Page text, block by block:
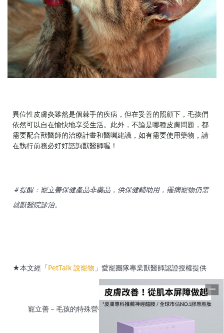
異位性皮膚炎雖然是個棘手的疾病，但在妥善的照顧下，毛孩們
依然可以自在愉快地享受生活。此外，不論是哪種皮膚問題，都
需要配合獸醫師的治療計畫和醫囑建議，如有需要使用藥物，請
在執行前務必好好諮詢獸醫師喔！
＃提醒：寵立善保健產品非藥品，供保健輔助用，罹病寵物仍需
就獸醫院診治。
★本文經「PetTalk 說寵物 」愛寵團隊專業獸醫師認證授權提供
寵立善－毛孩的特殊營養補充專家關心您家毛孩的健康